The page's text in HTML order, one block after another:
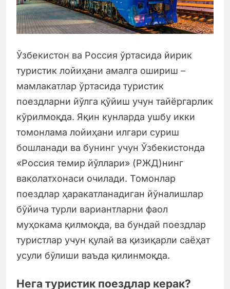
Ўзбекистон ва Россия ўртасида йирик
туристик лойиҳани амалга ошириш –
мамлакатлар ўртасида туристик
поездларни йўлга қўйиш учун тайёргарлик
кўрилмоқда. Яқин кунларда ушбу икки
томонлама лойиҳани илгари суриш
бошланади ва бунинг учун Ўзбекистонда
«Россия темир йўллари» (РЖД)нинг
ваколатхонаси очилади. Томонлар
поездлар ҳаракатланадиган йўналишлар
бўйича турли вариантларни фаол
муҳокама қилмоқда, ва бундай поездлар
туристлар учун қулай ва қизиқарли саёҳат
усули бўлиши ваъда қилинмоқда.
Нега туристик поездлар керак?